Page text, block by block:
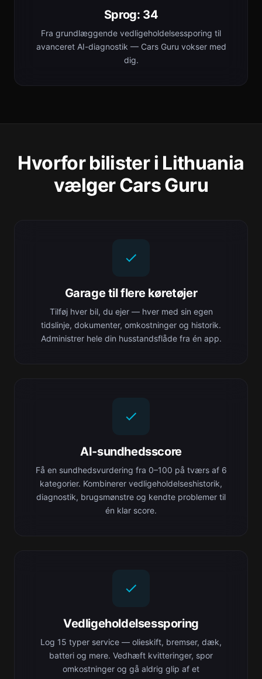
Sprog: 34
Fra grundlæggende vedligeholdelsessporing til
avanceret AI-diagnostik — Cars Guru vokser med
dig.
Hvorfor bilister i Lithuania
vælger Cars Guru
Garage til flere køretøjer
Tilføj hver bil, du ejer — hver med sin egen
tidslinje, dokumenter, omkostninger og historik.
Administrer hele din husstandsflåde fra én app.
AI-sundhedsscore
Få en sundhedsvurdering fra 0–100 på tværs af 6
kategorier. Kombinerer vedligeholdelseshistorik,
diagnostik, brugsmønstre og kendte problemer til
én klar score.
Vedligeholdelsessporing
Log 15 typer service — olieskift, bremser, dæk,
batteri og mere. Vedhæft kvitteringer, spor
omkostninger og gå aldrig glip af et